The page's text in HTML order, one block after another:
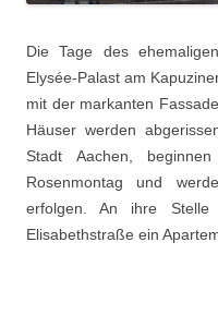
Die Tage des
Elysée-Palast am
mit der markanten
Häuser werden
Stadt Aachen,
Rosenmontag und
erfolgen. An ihre
Elisabethstraße ein